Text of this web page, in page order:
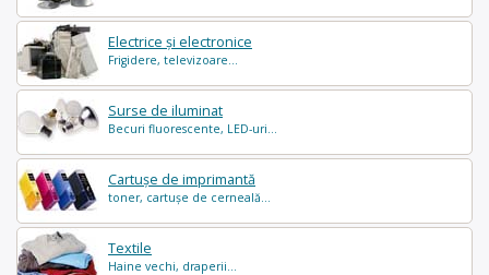
Electrice și electronice
Frigidere, televizoare...
Surse de iluminat
Becuri fluorescente, LED-uri...
Cartușe de imprimantă
toner, cartușe de cerneală...
Textile
Haine vechi, draperii...